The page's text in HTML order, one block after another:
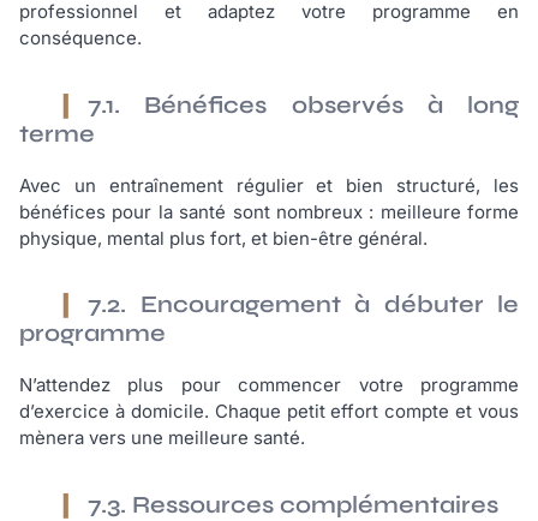
professionnel et adaptez votre programme en
conséquence.
7.1. Bénéfices observés à long
terme
Avec un entraînement régulier et bien structuré, les
bénéfices pour la santé sont nombreux : meilleure forme
physique, mental plus fort, et bien-être général.
7.2. Encouragement à débuter le
programme
N’attendez plus pour commencer votre programme
d’exercice à domicile. Chaque petit effort compte et vous
mènera vers une meilleure santé.
7.3. Ressources complémentaires